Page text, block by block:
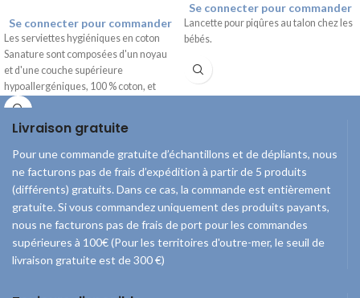
Se connecter pour commander
Les serviettes hygiéniques en coton
Sanature sont composées d'un noyau
et d'une couche supérieure
hypoallergéniques, 100 % coton, et
sont exemptes de chlore et de parfum.
et empêchent le pansement de glisser.
Se connecter pour commander
Lancette pour piqûres au talon chez les
bébés.
Livraison gratuite
Pour une commande gratuite d’échantillons et de dépliants, nous
ne facturons pas de frais d’expédition à partir de 5 produits
(différents) gratuits. Dans ce cas, la commande est entièrement
gratuite. Si vous commandez uniquement des produits payants,
nous ne facturons pas de frais de port pour les commandes
supérieures à 100€ (Pour les territoires d'outre-mer, le seuil de
livraison gratuite est de 300 €)